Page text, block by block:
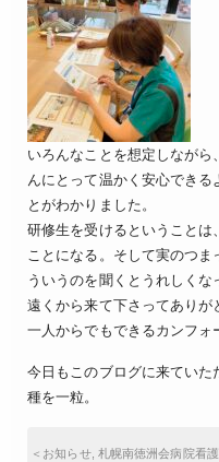
いろんなことを想定しなが
んにとって温かく安心でき
とがわかりました。
研修生を受けるということ
ことになる。そして実のつ
ういうのを聞くとうれしくな
遠くから来て下さってありが
一人からでもできるカンフォ
今日もこのブログに来ていた
種を一粒。
＜ お知らせ, 札幌南徳洲会病院看